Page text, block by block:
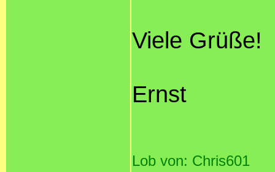
Viele Grüße!
Ernst
Lob von: Chris601